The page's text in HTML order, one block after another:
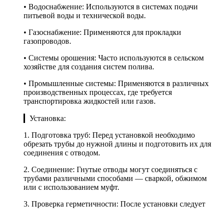
• Водоснабжение: Используются в системах подачи
питьевой воды и технической воды.
• Газоснабжение: Применяются для прокладки
газопроводов.
• Системы орошения: Часто используются в сельском
хозяйстве для создания систем полива.
• Промышленные системы: Применяются в различных
производственных процессах, где требуется
транспортировка жидкостей или газов.
▎Установка:
1. Подготовка труб: Перед установкой необходимо
обрезать трубы до нужной длины и подготовить их для
соединения с отводом.
2. Соединение: Гнутые отводы могут соединяться с
трубами различными способами — сваркой, обжимом
или с использованием муфт.
3. Проверка герметичности: После установки следует